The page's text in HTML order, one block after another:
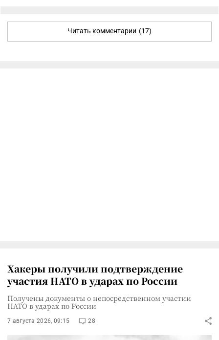
Читать комментарии (17)
Хакеры получили подтверждение
участия НАТО в ударах по России
Получены документы о непосредственном участии
НАТО в ударах по России
7 августа 2026, 09:15 28